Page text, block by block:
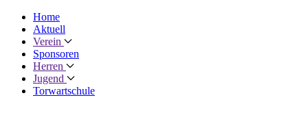
Home
Aktuell
Verein
Sponsoren
Herren
Jugend
Torwartschule